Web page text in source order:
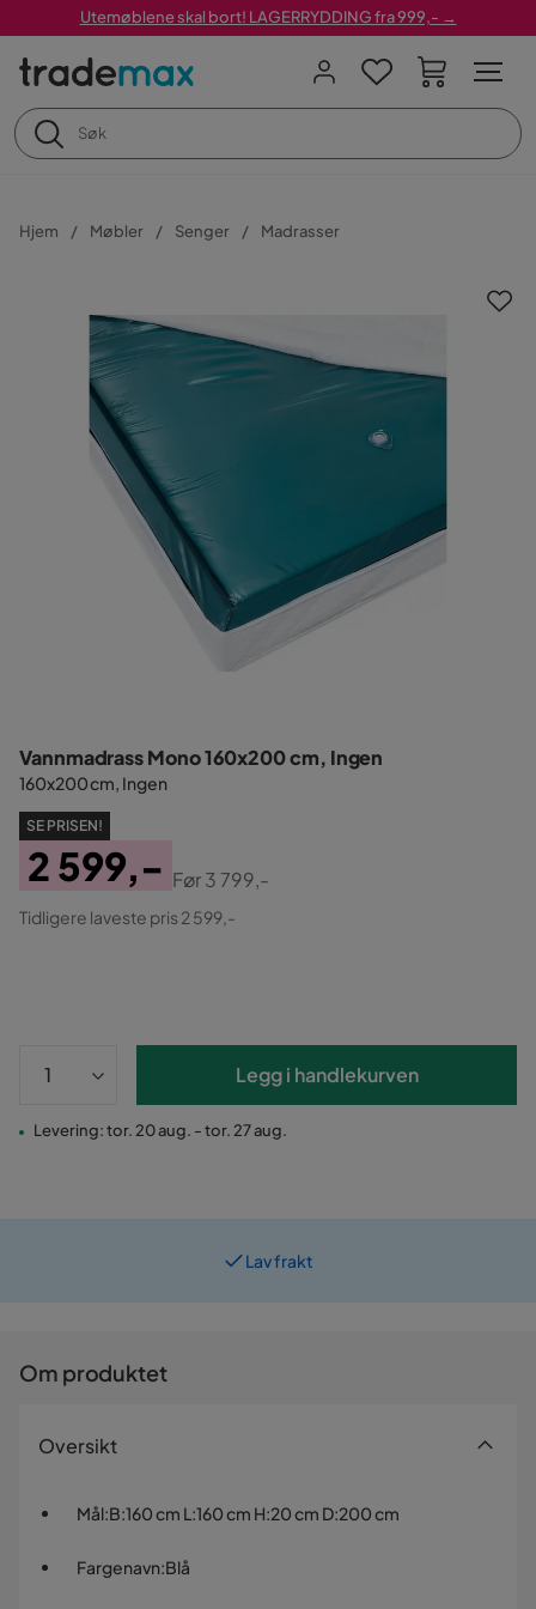
Utemøblene skal bort! LAGERRYDDING fra 999,- →
Hjem Møbler Senger Madrasser
Vannmadrass Mono 160x200 cm, Ingen
160x200 cm, Ingen
SE PRISEN!
Pris
2 599,-
Original
Før3 799,-
Tidligere laveste pris 2 599,-
Legg i handlekurven
Levering: tor. 20 aug. - tor. 27 aug.
Lav frakt
Om produktet
Oversikt
Mål:B:160 cm L:160 cm H:20 cm D:200 cm
Fargenavn:Blå